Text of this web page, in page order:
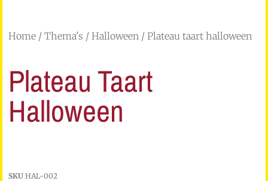
Home / Thema's / Halloween / Plateau taart halloween
Plateau Taart
Halloween
SKU HAL-002